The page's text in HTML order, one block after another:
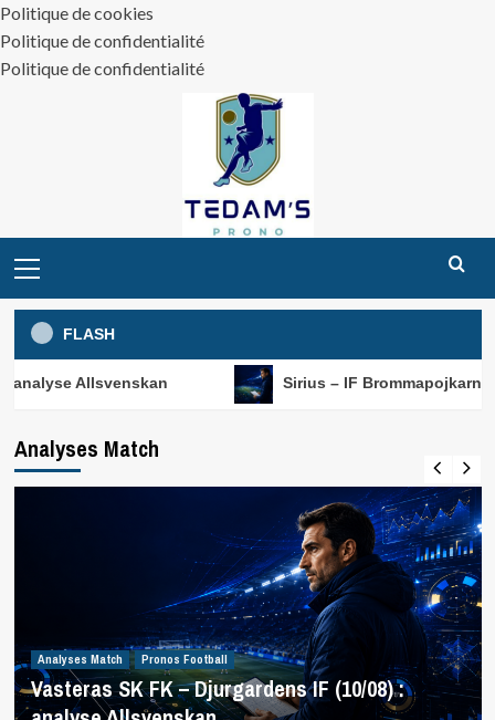
Politique de cookies
Politique de confidentialité
Politique de confidentialité
Menu
FLASH
Sirius – IF Brommapojkarna (10/08) :
Analyses Match
Analyses Match Pronos Football
Vasteras SK FK – Djurgardens IF (10/08) :